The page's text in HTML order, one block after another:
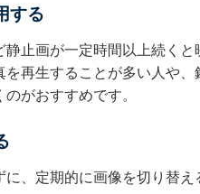
する
止画が一定時間以上続くと
再生することが多い人や
がおすすめです。
、定期的に画像を切り替え